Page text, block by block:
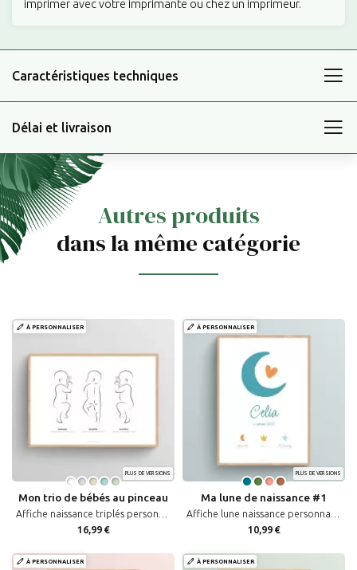
imprimer avec votre imprimante ou chez un imprimeur.
Caractéristiques techniques
Délai et livraison
Autres produits
dans la même catégorie
À PERSONNALISER
PLUS DE VERSIONS
Mon trio de bébés au pinceau
16,99 €
À PERSONNALISER
PLUS DE VERSIONS
Ma lune de naissance #1
10,99 €
À PERSONNALISER À PERSONNALISER